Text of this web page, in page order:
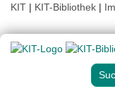
KIT | KIT-Bibliothek |